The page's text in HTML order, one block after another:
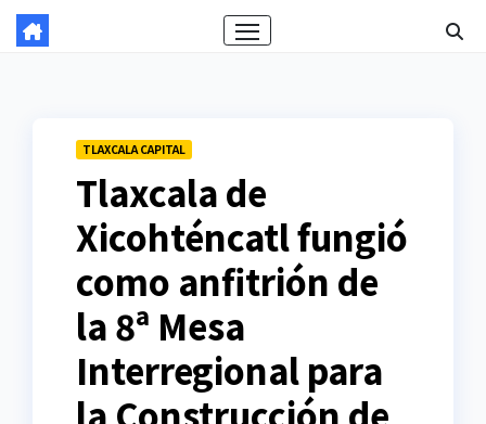
TLAXCALA CAPITAL
Tlaxcala de
Xicohténcatl fungió
como anfitrión de
la 8ª Mesa
Interregional para